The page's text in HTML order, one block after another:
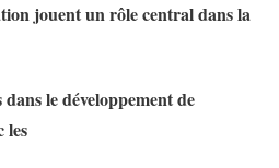
jouent un rôle central dans la
le développement de
les